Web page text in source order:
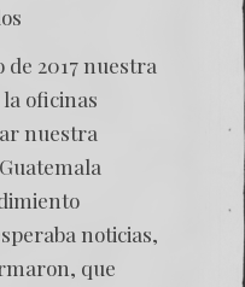
Refugio
2017 nuestra
oficinas
nuestra
noticias,
que